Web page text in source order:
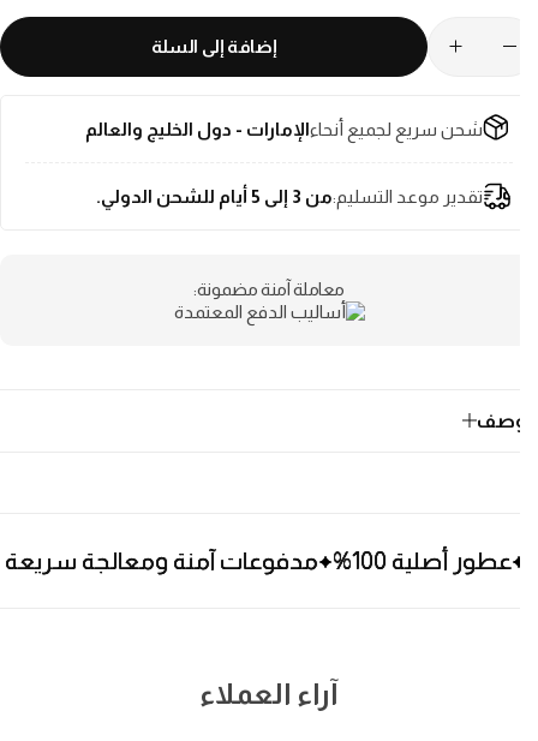
إضافة إلى السلة
شحن سريع لجميع أنحاءالإمارات - دول الخليج والعالم
تقدير موعد التسليم:من 3 إلى 5 أيام للشحن الدولي.
معاملة آمنة مضمونة:
100% مدفوعات آمنة ومعالجة سريعة 100% مدفوعات آمنة ومعالجة سريعة 100% مدفوعات آمنة ومعالجة سريعة
آراء العملاء